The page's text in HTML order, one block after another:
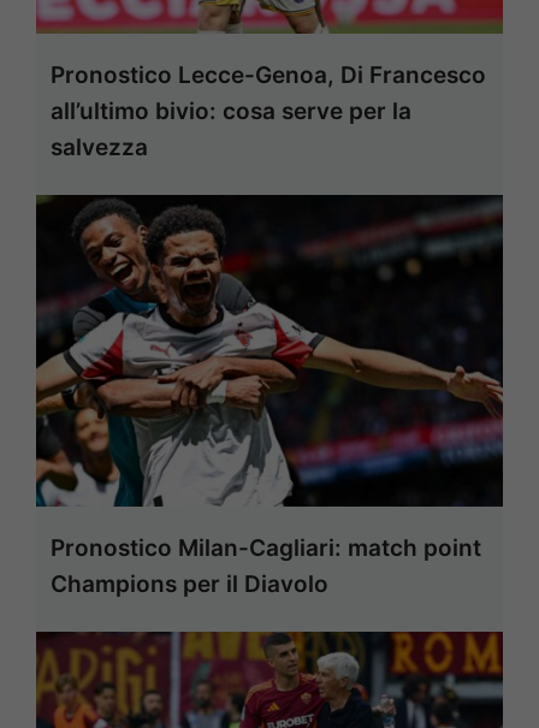
Pronostico Lecce-Genoa, Di Francesco
all’ultimo bivio: cosa serve per la
salvezza
Pronostico Milan-Cagliari: match point
Champions per il Diavolo